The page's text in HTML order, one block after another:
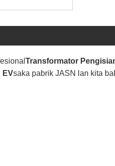
Transformator
EVsaka pabrik JASN lan kita